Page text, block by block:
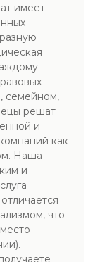
имеет
семейном,
решат
и
как
Наша
и
что